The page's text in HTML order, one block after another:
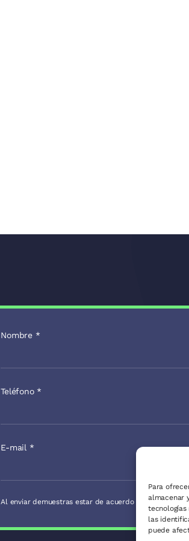
Para
almacenar
las
puede
Nombre *
Teléfono *
E-mail *
Al enviar demuestras estar de acuerdo con nuestra